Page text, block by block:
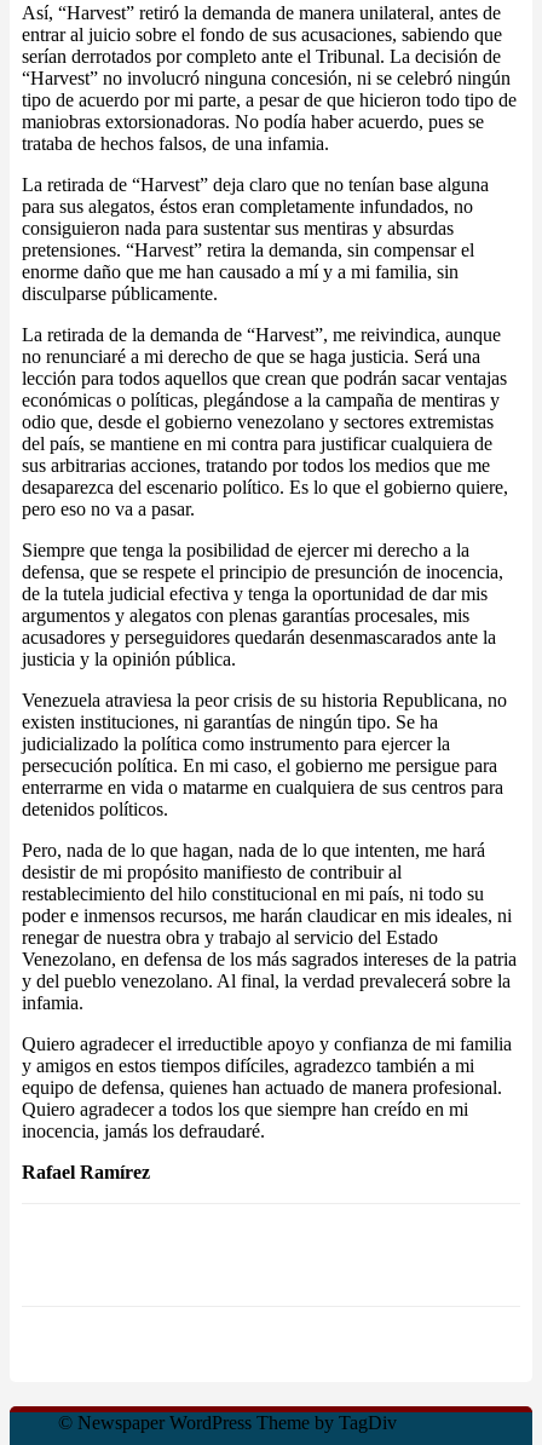
Así, “Harvest” retiró la demanda de manera unilateral, antes de
entrar al juicio sobre el fondo de sus acusaciones, sabiendo que
serían derrotados por completo ante el Tribunal. La decisión de
“Harvest” no involucró ninguna concesión, ni se celebró ningún
tipo de acuerdo por mi parte, a pesar de que hicieron todo tipo de
maniobras extorsionadoras. No podía haber acuerdo, pues se
trataba de hechos falsos, de una infamia.
La retirada de “Harvest” deja claro que no tenían base alguna
para sus alegatos, éstos eran completamente infundados, no
consiguieron nada para sustentar sus mentiras y absurdas
pretensiones. “Harvest” retira la demanda, sin compensar el
enorme daño que me han causado a mí y a mi familia, sin
disculparse públicamente.
La retirada de la demanda de “Harvest”, me reivindica, aunque
no renunciaré a mi derecho de que se haga justicia. Será una
lección para todos aquellos que crean que podrán sacar ventajas
económicas o políticas, plegándose a la campaña de mentiras y
odio que, desde el gobierno venezolano y sectores extremistas
del país, se mantiene en mi contra para justificar cualquiera de
sus arbitrarias acciones, tratando por todos los medios que me
desaparezca del escenario político. Es lo que el gobierno quiere,
pero eso no va a pasar.
Siempre que tenga la posibilidad de ejercer mi derecho a la
defensa, que se respete el principio de presunción de inocencia,
de la tutela judicial efectiva y tenga la oportunidad de dar mis
argumentos y alegatos con plenas garantías procesales, mis
acusadores y perseguidores quedarán desenmascarados ante la
justicia y la opinión pública.
Venezuela atraviesa la peor crisis de su historia Republicana, no
existen instituciones, ni garantías de ningún tipo. Se ha
judicializado la política como instrumento para ejercer la
persecución política. En mi caso, el gobierno me persigue para
enterrarme en vida o matarme en cualquiera de sus centros para
detenidos políticos.
Pero, nada de lo que hagan, nada de lo que intenten, me hará
desistir de mi propósito manifiesto de contribuir al
restablecimiento del hilo constitucional en mi país, ni todo su
poder e inmensos recursos, me harán claudicar en mis ideales, ni
renegar de nuestra obra y trabajo al servicio del Estado
Venezolano, en defensa de los más sagrados intereses de la patria
y del pueblo venezolano. Al final, la verdad prevalecerá sobre la
infamia.
Quiero agradecer el irreductible apoyo y confianza de mi familia
y amigos en estos tiempos difíciles, agradezco también a mi
equipo de defensa, quienes han actuado de manera profesional.
Quiero agradecer a todos los que siempre han creído en mi
inocencia, jamás los defraudaré.
Rafael Ramírez
© Newspaper WordPress Theme by TagDiv